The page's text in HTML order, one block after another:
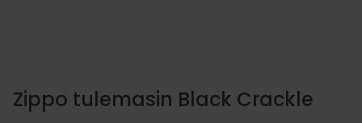
Zippo tulemasin Black Crackle